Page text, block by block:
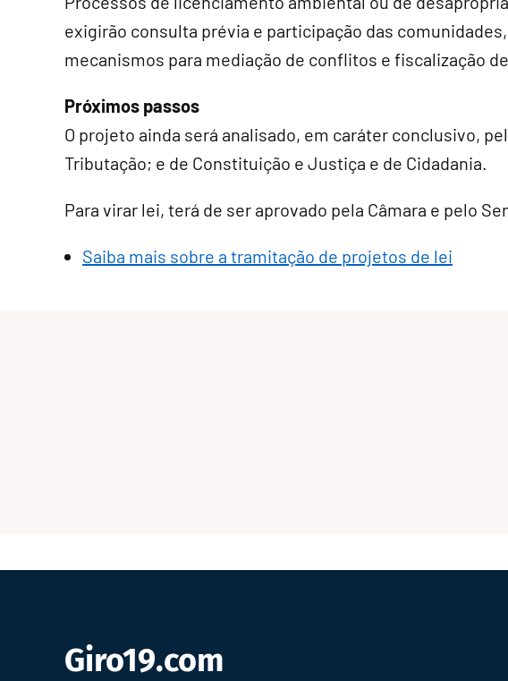
exigirão consulta prévia e participação das
mecanismos para mediação de conflitos e fiscalização
Próximos passos
O projeto ainda será analisado, em caráter conclusivo,
Tributação; e de Constituição e Justiça e de Cidadania.
Para virar lei, terá de ser aprovado pela Câmara e pelo
Saiba mais sobre a tramitação de projetos de lei
Giro19.com